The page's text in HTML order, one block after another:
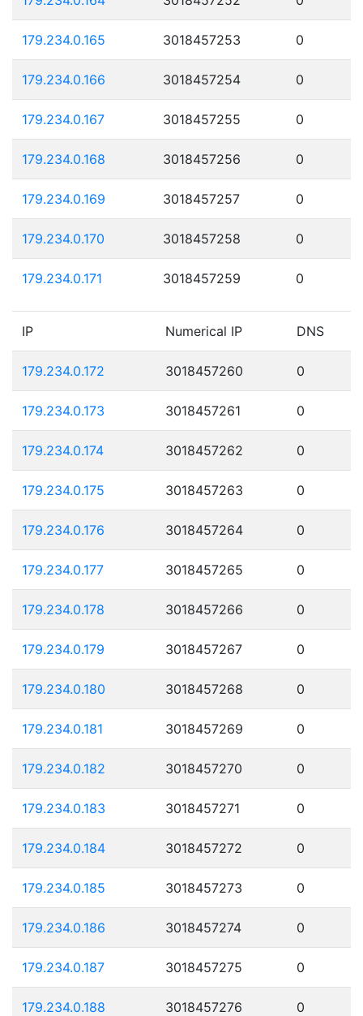
179.234.0.165 3018457253 0
179.234.0.166 3018457254 0
179.234.0.167 3018457255 0
179.234.0.168 3018457256 0
179.234.0.169 3018457257 0
179.234.0.170 3018457258 0
179.234.0.171 3018457259 0
IP Numerical IP DNS
179.234.0.172 3018457260 0
179.234.0.173 3018457261 0
179.234.0.174 3018457262 0
179.234.0.175 3018457263 0
179.234.0.176 3018457264 0
179.234.0.177 3018457265 0
179.234.0.178 3018457266 0
179.234.0.179 3018457267 0
179.234.0.180 3018457268 0
179.234.0.181 3018457269 0
179.234.0.182 3018457270 0
179.234.0.183 3018457271 0
179.234.0.184 3018457272 0
179.234.0.185 3018457273 0
179.234.0.186 3018457274 0
179.234.0.187 3018457275 0
179.234.0.188 3018457276 0